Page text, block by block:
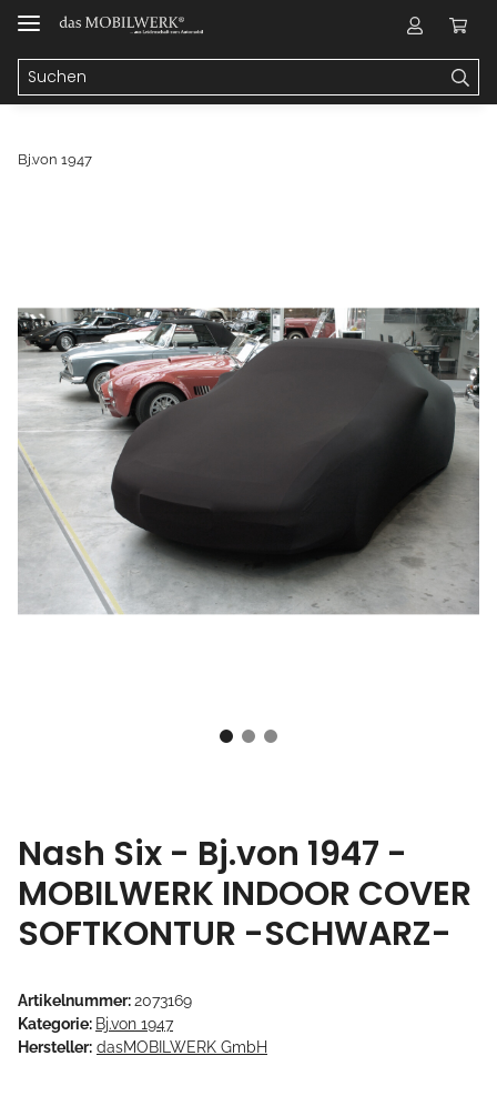
Bj.von 1947
Nash Six - Bj.von 1947 -
MOBILWERK INDOOR COVER
SOFTKONTUR -SCHWARZ-
Artikelnummer:2073169
Kategorie: Bj.von 1947
Hersteller: dasMOBILWERK GmbH